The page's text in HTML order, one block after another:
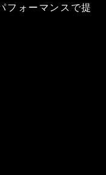
フォーマンスで提